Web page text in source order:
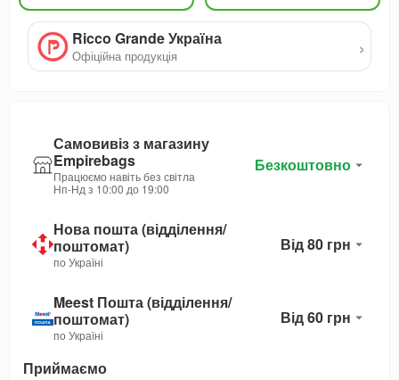
Ricco Grande Україна
Офіційна продукція ›
Самовивіз з магазину
Empirebags
Працюємо навіть без світла
Нп-Нд з 10:00 до 19:00
Безкоштовно
Нова пошта (відділення/
поштомат)
по Україні
Від 80 грн
Meest Пошта (відділення/
поштомат)
по Україні
Від 60 грн
Приймаємо